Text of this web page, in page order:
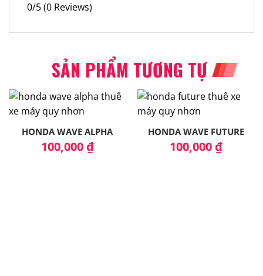
0/5(0 Reviews)
SẢN PHẨM TƯƠNG TỰ
HONDA WAVE ALPHA
100,000 ₫
HONDA WAVE FUTURE
100,000 ₫